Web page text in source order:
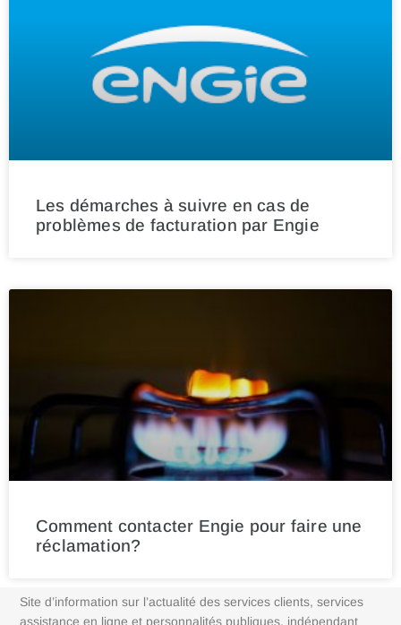
Les démarches à suivre en cas de
problèmes de facturation par Engie
Comment contacter Engie pour faire une
réclamation?
Site d’information sur l’actualité des services clients, services
assistance en ligne et personnalités publiques, indépendant